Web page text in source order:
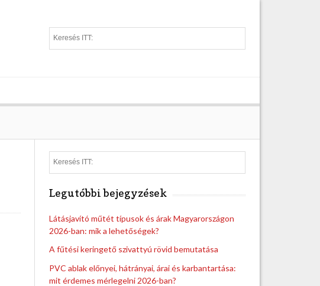
e
c
e
Legutóbbi bejegyzések
Látásjavító műtét típusok és árak Magyarországon
2026-ban: mik a lehetőségek?
A fűtési keringető szivattyú rövid bemutatása
PVC ablak előnyei, hátrányai, árai és karbantartása:
mit érdemes mérlegelni 2026-ban?